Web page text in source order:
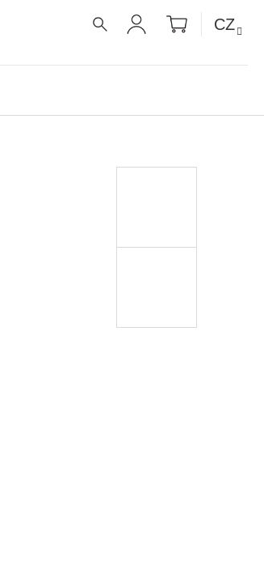
PŘIHLÁŠENÍ
NÁKUPNÍ
KOŠÍK
CZ